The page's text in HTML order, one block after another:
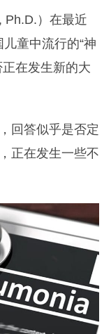
Ph.D.）在最近
童中流行的“神
在发生新的大
回答似乎是否定
正在发生一些不